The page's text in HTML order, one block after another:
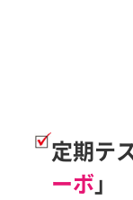
定期テ
ーボ」